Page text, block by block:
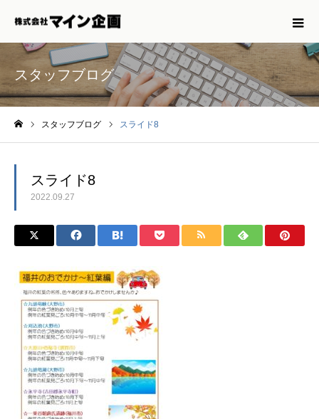
スタッフブログ
スタッフブログ スライド8
スライド8
2022.09.27